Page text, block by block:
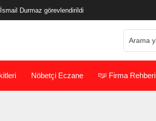
Durmaz görevlendirildi
Nöbetçi Eczane Firma Rehberi